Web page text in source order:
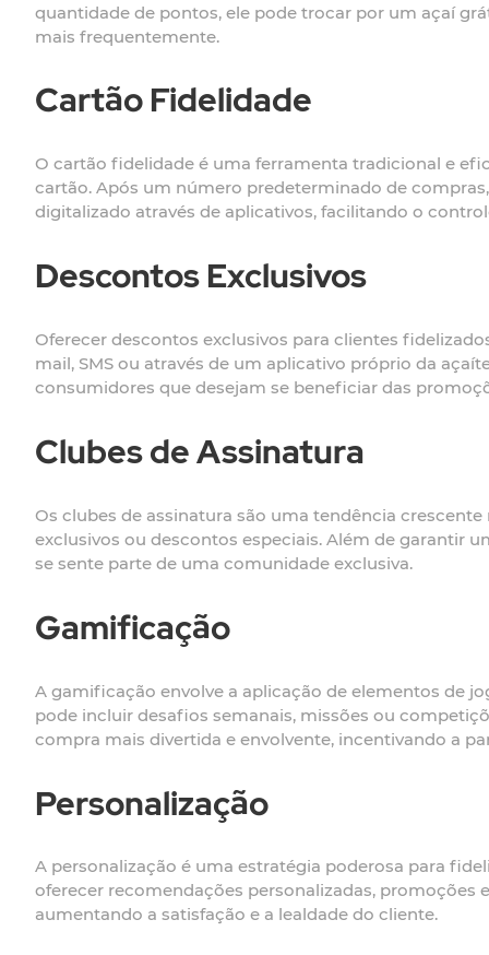
quantidade de pontos, ele pode trocar por um açaí
mais frequentemente.
Cartão Fidelidade
O cartão fidelidade é uma ferramenta tradicional e
cartão. Após um número predeterminado de
digitalizado através de aplicativos, facilitando o
Descontos Exclusivos
Oferecer descontos exclusivos para clientes
mail, SMS ou através de um aplicativo próprio da
consumidores que desejam se beneficiar das
Clubes de Assinatura
Os clubes de assinatura são uma tendência
exclusivos ou descontos especiais. Além de garantir
se sente parte de uma comunidade exclusiva.
Gamificação
A gamificação envolve a aplicação de elementos de
pode incluir desafios semanais, missões ou
compra mais divertida e envolvente, incentivando a
Personalização
A personalização é uma estratégia poderosa para
oferecer recomendações personalizadas, promoções
aumentando a satisfação e a lealdade do cliente.